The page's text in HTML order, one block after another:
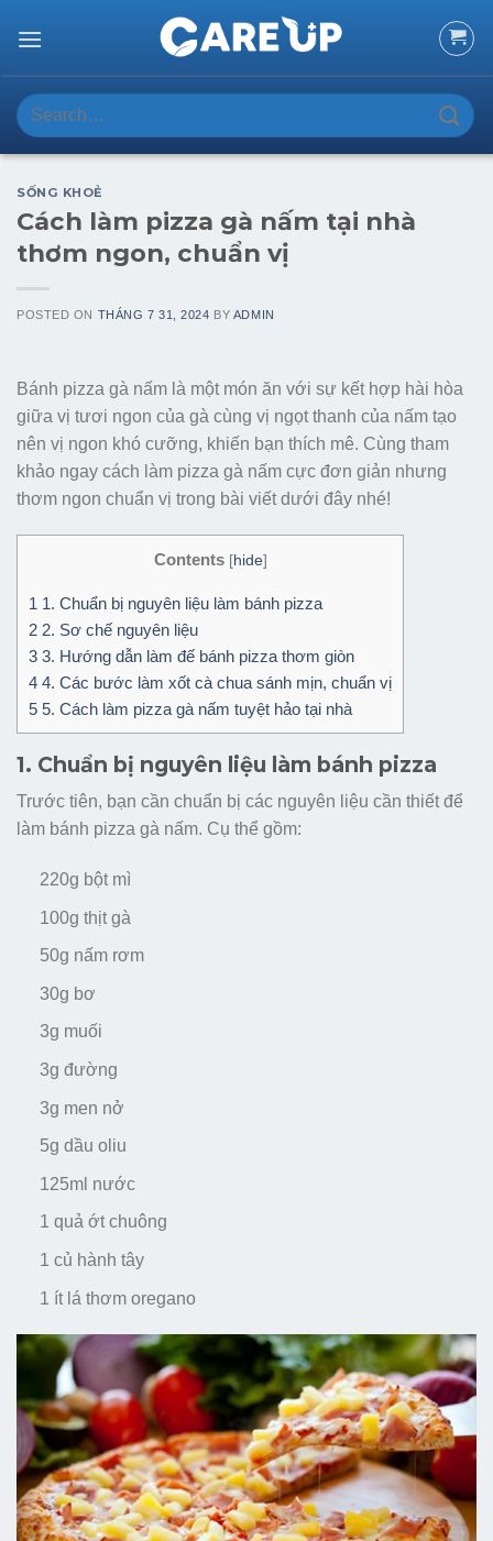
Search
for:
SỐNG KHOẺ
Cách làm pizza gà nấm tại nhà
thơm ngon, chuẩn vị
POSTED ON THÁNG 7 31, 2024 BY ADMIN
Bánh pizza gà nấm là một món ăn với sự kết hợp hài hòa
giữa vị tươi ngon của gà cùng vị ngọt thanh của nấm tạo
nên vị ngon khó cưỡng, khiến bạn thích mê. Cùng tham
khảo ngay cách làm pizza gà nấm cực đơn giản nhưng
thơm ngon chuẩn vị trong bài viết dưới đây nhé!
Contents [hide]
1 1. Chuẩn bị nguyên liệu làm bánh pizza
2 2. Sơ chế nguyên liệu
3 3. Hướng dẫn làm đế bánh pizza thơm giòn
4 4. Các bước làm xốt cà chua sánh mịn, chuẩn vị
5 5. Cách làm pizza gà nấm tuyệt hảo tại nhà
1. Chuẩn bị nguyên liệu làm bánh pizza
Trước tiên, bạn cần chuẩn bị các nguyên liệu cần thiết để
làm bánh pizza gà nấm. Cụ thể gồm:
220g bột mì
100g thịt gà
50g nấm rơm
30g bơ
3g muối
3g đường
3g men nở
5g dầu oliu
125ml nước
1 quả ớt chuông
1 củ hành tây
1 ít lá thơm oregano